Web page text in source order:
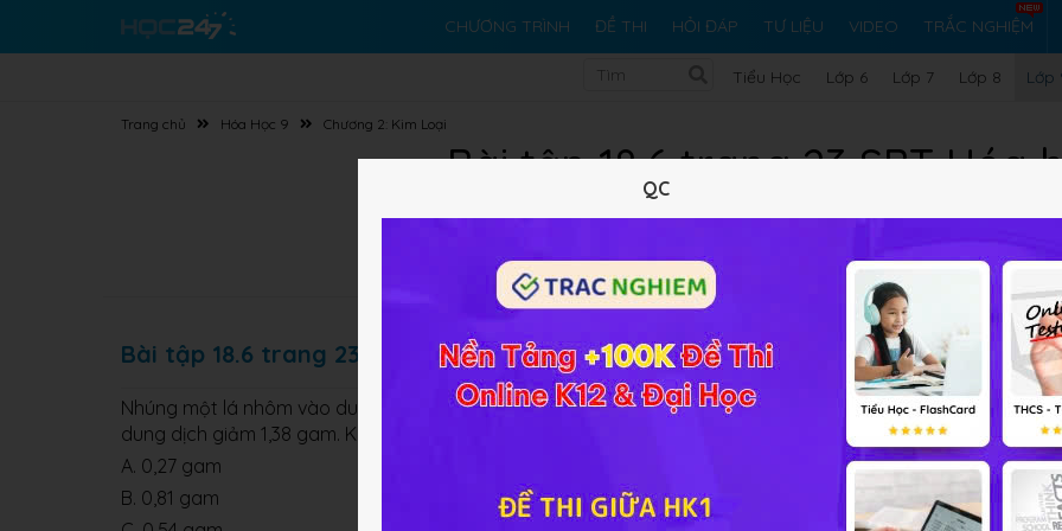
CHƯƠNG TRÌNH ĐỀ THI HỎI ĐÁP TƯ LIỆU VIDEO TRẮC NGHIỆM
Tiểu Học Lớp 6 Lớp 7 Lớp 8 Lớp
Trang chủ Hóa Học 9 Chương 2: Kim Loại
Bài tập 18.6 trang 23 SBT Hóa
10 trắc nghiệm
Lý thuyết 10Trắc nghiệm 15BT SGK 408
Bài tập 18.6 trang 23 SBT Hóa học 9
Nhúng một lá nhôm vào dung dịch CuSO4. Sau một thời gian, lấy lá nhôm ra khỏi dung dịch thì thấy khối
dung dịch giảm 1,38 gam. Khối lượng của Al đã tham gia phản ứng là
A. 0,27 gam
B. 0,81 gam
QC